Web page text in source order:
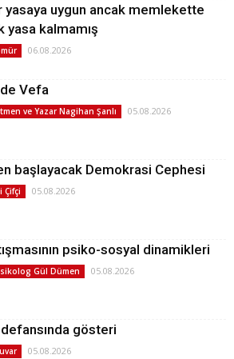
yasaya uygun ancak memlekette
yasa kalmamış
06.08.2026
Vefa
ve Yazar Nagihan Şanlı 05.08.2026
başlayacak Demokrasi Cephesi
Çifçi 05.08.2026
psiko-sosyal dinamikleri
Gül Dümen 05.08.2026
gösteri
05.08.2026